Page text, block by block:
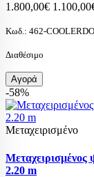
1.800,00€
Κωδ.: 462-
Διαθέσιμο
Αγορά
-58%
Μεταχειρισμένο
2.20 m